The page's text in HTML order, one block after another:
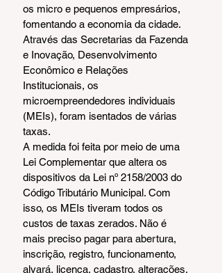
os micro e pequenos empresários,
fomentando a economia da cidade.
Através das Secretarias da Fazenda
e Inovação, Desenvolvimento
Econômico e Relações
Institucionais, os
microempreendedores individuais
(MEIs), foram isentados de várias
taxas.
A medida foi feita por meio de uma
Lei Complementar que altera os
dispositivos da Lei nº 2158/2003 do
Código Tributário Municipal. Com
isso, os MEIs tiveram todos os
custos de taxas zerados. Não é
mais preciso pagar para abertura,
inscrição, registro, funcionamento,
alvará, licença, cadastro, alterações,